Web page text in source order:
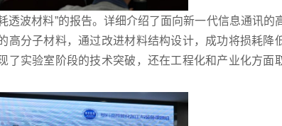
波材料”的报告。详细介绍了面向新一代信息通讯的
分子材料，通过改进材料结构设计，成功将损耗降
实验室阶段的技术突破，还在工程化和产业化方面